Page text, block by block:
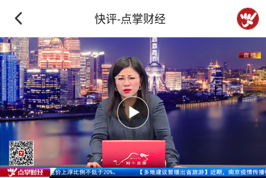
快评-点掌财经